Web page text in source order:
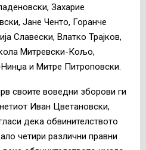
Захарие
Јане Ченто, Горанче
Славески, Влатко Трајков,
Митревски-Кољо,
и Митре Питроповски.
своите воведни зборови ги
Иван Цветановски,
дека обвинителството
четири различни правни